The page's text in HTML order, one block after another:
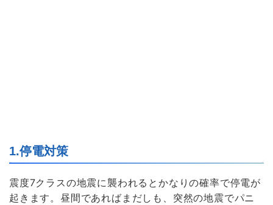
1.停電対策
震度7クラスの地震に襲われるとかなりの確率で停電が
起きます。昼間であればまだしも、突然の地震でパニ